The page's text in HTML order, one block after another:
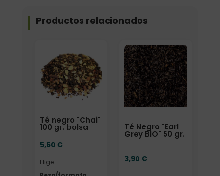
Productos relacionados
Té negro "Chai"
100 gr. bolsa
5,60 €
Elige:
Té Negro "Earl
Grey BIO" 50 gr.
3,90 €
Formato